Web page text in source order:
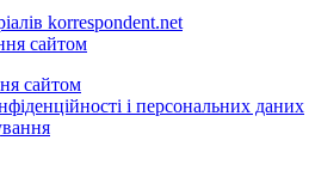
korrespondent.net
сайтом
сайтом
і персональних даних